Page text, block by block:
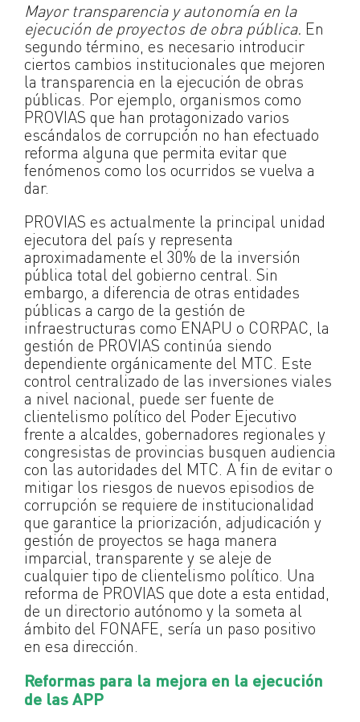
Mayor transparencia y autonomía en la
ejecución de proyectos de obra pública. En
segundo término, es necesario introducir
ciertos cambios institucionales que mejoren
la transparencia en la ejecución de obras
públicas. Por ejemplo, organismos como
PROVIAS que han protagonizado varios
escándalos de corrupción no han efectuado
reforma alguna que permita evitar que
fenómenos como los ocurridos se vuelva a
dar.
PROVIAS es actualmente la principal unidad
ejecutora del país y representa
aproximadamente el 30% de la inversión
pública total del gobierno central. Sin
embargo, a diferencia de otras entidades
públicas a cargo de la gestión de
infraestructuras como ENAPU o CORPAC, la
gestión de PROVIAS continúa siendo
dependiente orgánicamente del MTC. Este
control centralizado de las inversiones viales
a nivel nacional, puede ser fuente de
clientelismo político del Poder Ejecutivo
frente a alcaldes, gobernadores regionales y
congresistas de provincias busquen audiencia
con las autoridades del MTC. A fin de evitar o
mitigar los riesgos de nuevos episodios de
corrupción se requiere de institucionalidad
que garantice la priorización, adjudicación y
gestión de proyectos se haga manera
imparcial, transparente y se aleje de
cualquier tipo de clientelismo político. Una
reforma de PROVIAS que dote a esta entidad,
de un directorio autónomo y la someta al
ámbito del FONAFE, sería un paso positivo
en esa dirección.
Reformas para la mejora en la ejecución
de las APP